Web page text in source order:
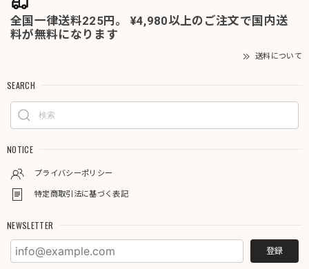
全国一律送料225円。 ¥4,980以上のご注文で国内送
料が無料になります
送料について
SEARCH
NOTICE
プライバシーポリシー
特定商取引法に基づく表記
NEWSLETTER
登録